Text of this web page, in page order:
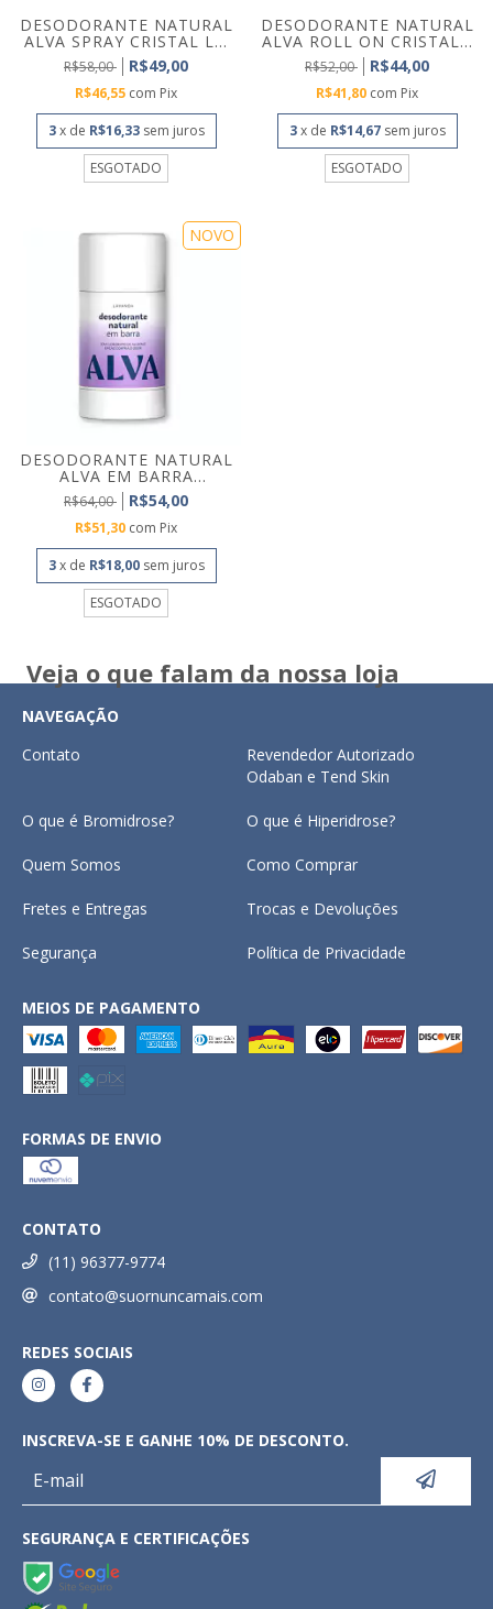
DESODORANTE NATURAL
ALVA SPRAY CRISTAL L...
R$58,00 R$49,00
R$46,55 com Pix
3 x de R$16,33 sem juros
ESGOTADO
DESODORANTE NATURAL
ALVA ROLL ON CRISTAL...
R$52,00 R$44,00
R$41,80 com Pix
3 x de R$14,67 sem juros
ESGOTADO
NOVO
DESODORANTE NATURAL
ALVA EM BARRA
LAVAND...
R$64,00 R$54,00
R$51,30 com Pix
3 x de R$18,00 sem juros
ESGOTADO
Veja o que falam da nossa loja
NAVEGAÇÃO
Contato
Revendedor Autorizado
Odaban e Tend Skin
O que é Bromidrose? O que é Hiperidrose?
Quem Somos Como Comprar
Fretes e Entregas Trocas e Devoluções
Segurança Política de Privacidade
MEIOS DE PAGAMENTO
FORMAS DE ENVIO
CONTATO
(11) 96377-9774
contato@suornuncamais.com
REDES SOCIAIS
INSCREVA-SE E GANHE 10% DE DESCONTO.
SEGURANÇA E CERTIFICAÇÕES